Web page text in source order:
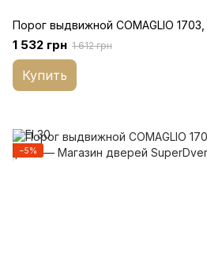
Порог выдвижной COMAGLIO
1 532 грн 1 612 грн
Купить
−5%